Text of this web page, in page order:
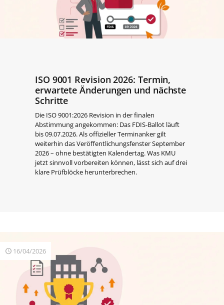
ISO 9001 Revision 2026: Termin,
erwartete Änderungen und nächste
Schritte
Die ISO 9001:2026 Revision in der finalen
Abstimmung angekommen: Das FDIS-Ballot läuft
bis 09.07.2026. Als offizieller Terminanker gilt
weiterhin das Veröffentlichungsfenster September
2026 – ohne bestätigten Kalendertag. Was KMU
jetzt sinnvoll vorbereiten können, lässt sich auf drei
klare Prüfblöcke herunterbrechen.
16/04/2026